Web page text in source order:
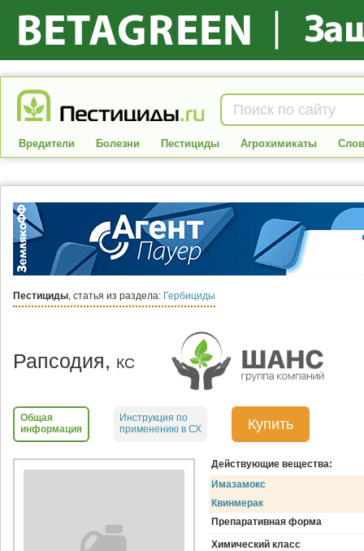
Вредители Болезни Пестициды Агрохимикаты
Пестициды, статья из раздела: Гербициды
Рапсодия, КС
Общая
информация
Инструкция по
применению в СХ
Купить
Действующие вещества:
Имазамокс
Квинмерак
Препаративная форма
Химический класс